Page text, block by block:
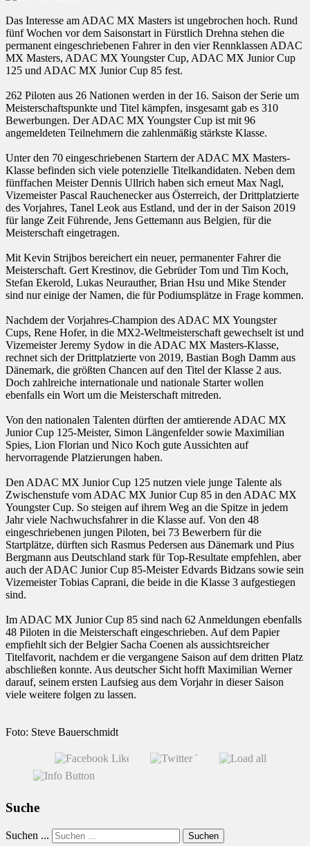
Das Interesse am ADAC MX Masters ist ungebrochen hoch. Rund
fünf Wochen vor dem Saisonstart in Fürstlich Drehna stehen die
permanent eingeschriebenen Fahrer in den vier Rennklassen ADAC
MX Masters, ADAC MX Youngster Cup, ADAC MX Junior Cup
125 und ADAC MX Junior Cup 85 fest.
262 Piloten aus 26 Nationen werden in der 16. Saison der Serie um
Meisterschaftspunkte und Titel kämpfen, insgesamt gab es 310
Bewerbungen. Der ADAC MX Youngster Cup ist mit 96
angemeldeten Teilnehmern die zahlenmäßig stärkste Klasse.
Unter den 70 eingeschriebenen Startern der ADAC MX Masters-
Klasse befinden sich viele potenzielle Titelkandidaten. Neben dem
fünffachen Meister Dennis Ullrich haben sich erneut Max Nagl,
Vizemeister Pascal Rauchenecker aus Österreich, der Drittplatzierte
des Vorjahres, Tanel Leok aus Estland, und der in der Saison 2019
für lange Zeit Führende, Jens Gettemann aus Belgien, für die
Meisterschaft eingetragen.
Mit Kevin Strijbos bereichert ein neuer, permanenter Fahrer die
Meisterschaft. Gert Krestinov, die Gebrüder Tom und Tim Koch,
Stefan Ekerold, Lukas Neurauther, Brian Hsu und Mike Stender
sind nur einige der Namen, die für Podiumsplätze in Frage kommen.
Nachdem der Vorjahres-Champion des ADAC MX Youngster
Cups, Rene Hofer, in die MX2-Weltmeisterschaft gewechselt ist und
Vizemeister Jeremy Sydow in die ADAC MX Masters-Klasse,
rechnet sich der Drittplatzierte von 2019, Bastian Bogh Damm aus
Dänemark, die größten Chancen auf den Titel der Klasse 2 aus.
Doch zahlreiche internationale und nationale Starter wollen
ebenfalls ein Wort um die Meisterschaft mitreden.
Von den nationalen Talenten dürften der amtierende ADAC MX
Junior Cup 125-Meister, Simon Längenfelder sowie Maximilian
Spies, Lion Florian und Nico Koch gute Aussichten auf
hervorragende Platzierungen haben.
Den ADAC MX Junior Cup 125 nutzen viele junge Talente als
Zwischenstufe vom ADAC MX Junior Cup 85 in den ADAC MX
Youngster Cup. So steigen auf ihrem Weg an die Spitze in jedem
Jahr viele Nachwuchsfahrer in die Klasse auf. Von den 48
eingeschriebenen jungen Piloten, bei 73 Bewerbern für die
Startplätze, dürften sich Rasmus Pedersen aus Dänemark und Pius
Bergmann aus Deutschland stark für Top-Resultate empfehlen, aber
auch der ADAC Junior Cup 85-Meister Edvards Bidzans sowie sein
Vizemeister Tobias Caprani, die beide in die Klasse 3 aufgestiegen
sind.
Im ADAC MX Junior Cup 85 sind nach 62 Anmeldungen ebenfalls
48 Piloten in die Meisterschaft eingeschrieben. Auf dem Papier
empfiehlt sich der Belgier Sacha Coenen als aussichtsreicher
Titelfavorit, nachdem er die vergangene Saison auf dem dritten Platz
abschließen konnte. Aus deutscher Sicht hofft Maximilian Werner
darauf, seinem ersten Laufsieg aus dem Vorjahr in dieser Saison
viele weitere folgen zu lassen.
Foto: Steve Bauerschmidt
Suche
Suchen ... Suchen